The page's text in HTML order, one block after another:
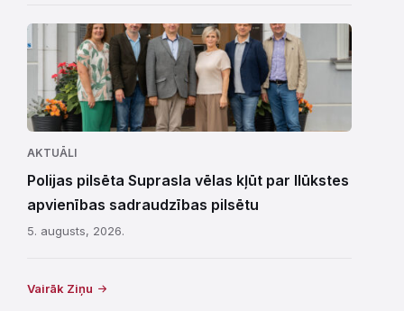
AKTUĀLI
Polijas pilsēta Suprasla vēlas kļūt par Ilūkstes
apvienības sadraudzības pilsētu
5. augusts, 2026.
Vairāk Ziņu